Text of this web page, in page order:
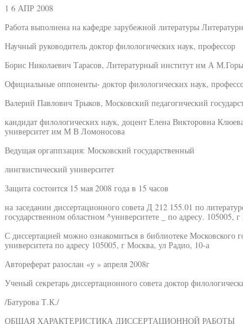
1 6 АПР 2008
Работа выполнена на кафедре зарубежной литературы
Научный руководитель доктор филологических наук, профессор
Борис Николаевич Тарасов, Литературный институт им А
Официальные оппоненты- доктор филологических наук,
Валерий Павлович Трыков, Московский педагогический
кандидат филологических наук, доцент Елена Викторовна
университет им М В Ломоносова
Ведущая оргаппзация: Московский государственный
лингвистический университет
Защита состоится 15 мая 2008 года в 15 часов
на заседании диссертационного совета Д 212 155.01 по
государственном областном ^университете _ по адресу. 105005,
С диссертацией можно ознакомиться в библиотеке Московского
университета по адресу 105005, г Москва, ул Радио, 10-а
Автореферат разослан «у » апреля 2008г
Ученый секретарь диссертационного совета доктор
/Батурова Т.К./
ОБЩАЯ ХАРАКТЕРИСТИКА ДИССЕРТАЦИОННОЙ РАБОТЫ